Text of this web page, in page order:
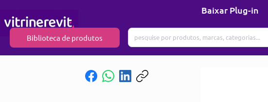
Baixar Plug-in
Biblioteca de produtos